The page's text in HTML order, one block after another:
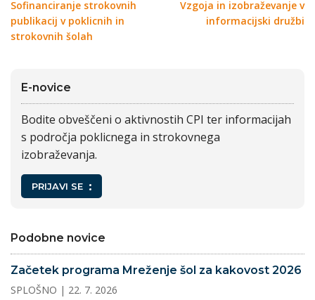
Sofinanciranje strokovnih
publikacij v poklicnih in
strokovnih šolah
Vzgoja in izobraževanje v
informacijski družbi
E-novice
Bodite obveščeni o aktivnostih CPI ter informacijah
s področja poklicnega in strokovnega
izobraževanja.
PRIJAVI SE
Podobne novice
Začetek programa Mreženje šol za kakovost 2026
SPLOŠNO | 22. 7. 2026